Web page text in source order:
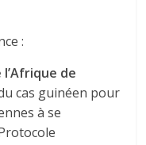
:
de
cas guinéen pour
à se